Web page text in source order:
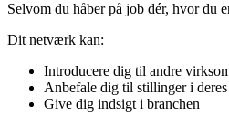
Selvom du håber på job dér, hvor du
Dit netværk kan:
Introducere dig til andre
Anbefale dig til stillinger i
Give dig indsigt i branchen